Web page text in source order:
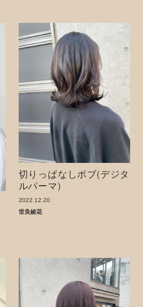
切りっぱなしボブ(デジタ
ルパーマ)
2022.12.20
世良綾花